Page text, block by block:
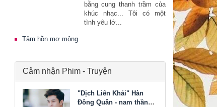
bằng cung thanh trầm của
khúc nhạc... Tôi có một
tình yêu lớ...
Tâm hồn mơ mộng
Cảm nhận Phim - Truyện
"Dịch Liên Khải" Hàn
Đông Quân - nam thần